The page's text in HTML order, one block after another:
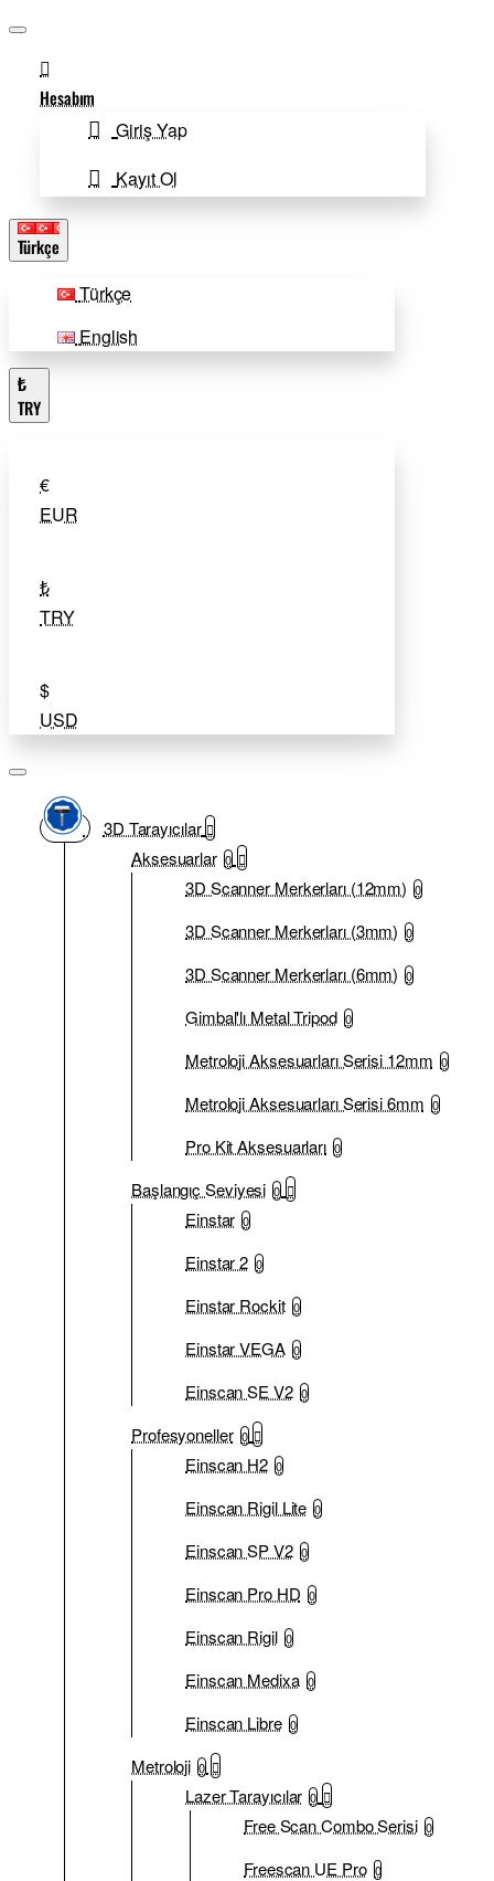
Hesabım
Giriş Yap
Kayıt Ol
Türkçe
Türkçe
English
₺
TRY
€
EUR
₺
TRY
$
USD
3D Tarayıcılar
Aksesuarlar 0
3D Scanner Merkerları (12mm) 0
3D Scanner Merkerları (3mm) 0
3D Scanner Merkerları (6mm) 0
Gimbal'lı Metal Tripod 0
Metroloji Aksesuarları Serisi 12mm 0
Metroloji Aksesuarları Serisi 6mm 0
Pro Kit Aksesuarları 0
Başlangıç Seviyesi 0
Einstar 0
Einstar 2 0
Einstar Rockit 0
Einstar VEGA 0
Einscan SE V2 0
Profesyoneller 0
Einscan H2 0
Einscan Rigil Lite 0
Einscan SP V2 0
Einscan Pro HD 0
Einscan Rigil 0
Einscan Medixa 0
Einscan Libre 0
Metroloji 0
Lazer Tarayıcılar 0
Free Scan Combo Serisi 0
Freescan UE Pro 0